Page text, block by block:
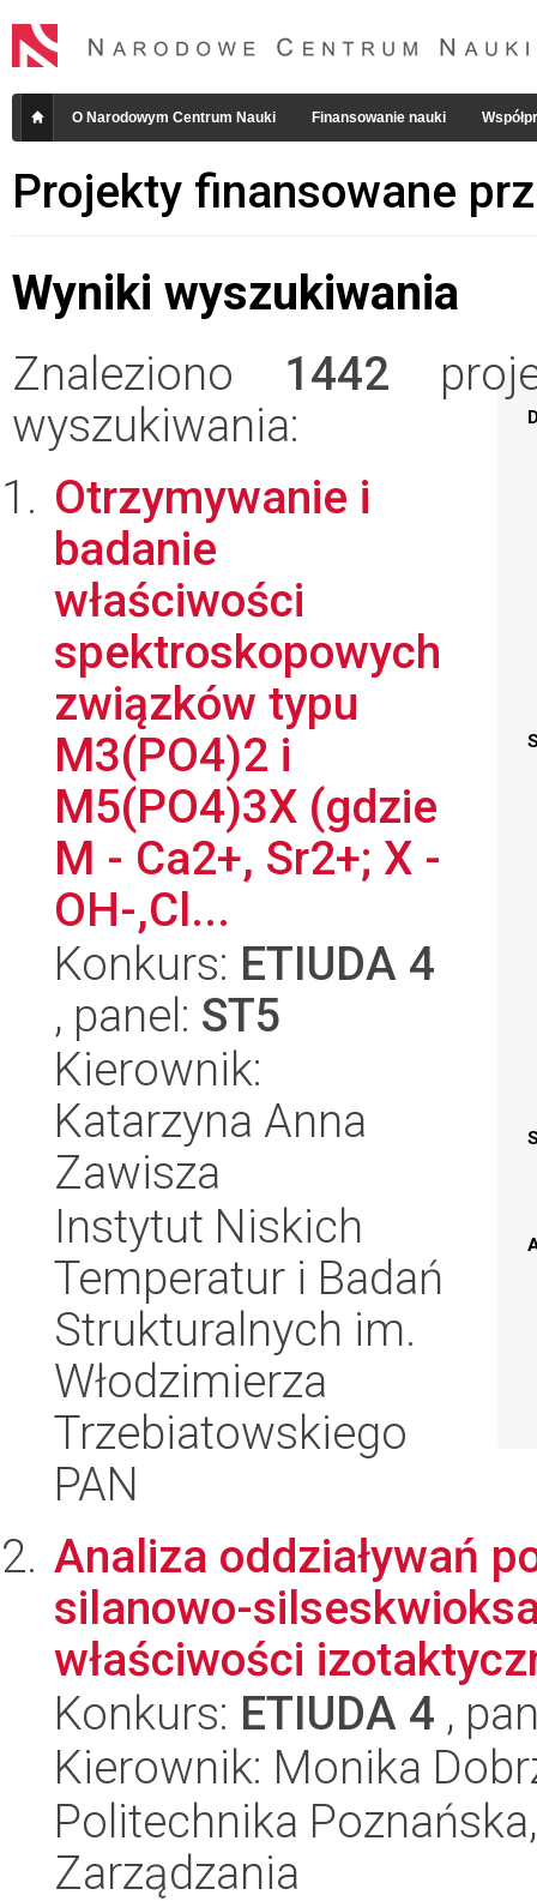
O Narodowym Centrum Nauki Finansowanie nauki
Projekty finansowane
Wyniki wyszukiwania
Znaleziono 1442
wyszukiwania:
Otrzymywanie i
badanie
właściwości
spektroskopowych
związków typu
M3(PO4)2 i
M5(PO4)3X (gdzie
M - Ca2+, Sr2+; X -
OH-,Cl...
Konkurs: ETIUDA 4
, panel: ST5
Kierownik:
Katarzyna Anna
Zawisza
Instytut Niskich
Temperatur i Badań
Strukturalnych im.
Włodzimierza
Trzebiatowskiego
PAN
Analiza oddziaływań
silanowo-
właściwości
Konkurs: ETIUDA 4 ,
Kierownik: Monika
Politechnika
Zarządzania